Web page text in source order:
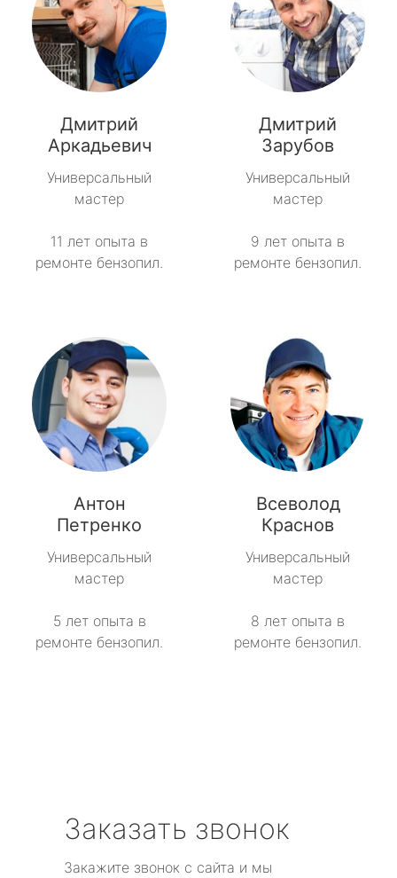
Дмитрий
Аркадьевич
Универсальный
мастер
11 лет опыта в
ремонте бензопил.
Дмитрий
Зарубов
Универсальный
мастер
9 лет опыта в
ремонте бензопил.
Антон
Петренко
Универсальный
мастер
5 лет опыта в
ремонте бензопил.
Всеволод
Краснов
Универсальный
мастер
8 лет опыта в
ремонте бензопил.
Заказать звонок
Закажите звонок с сайта и мы